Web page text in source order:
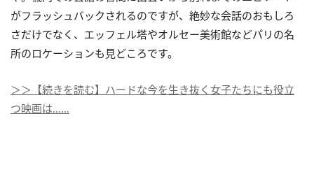
がフラッシュバックされるのですが、絶妙な会話のおもしろ
さだけでなく、エッフェル塔やオルセー美術館などパリの名
所のロケーションも見どころです。
＞＞【続きを読む】ハードな今を生き抜く女子たちにも役立
つ映画は……